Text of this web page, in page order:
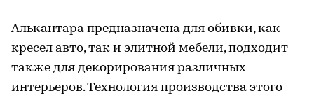
Алькантара предназначена для обивки, как
кресел авто, так и элитной мебели, подходит
также для декорирования различных
интерьеров. Технология производства этого